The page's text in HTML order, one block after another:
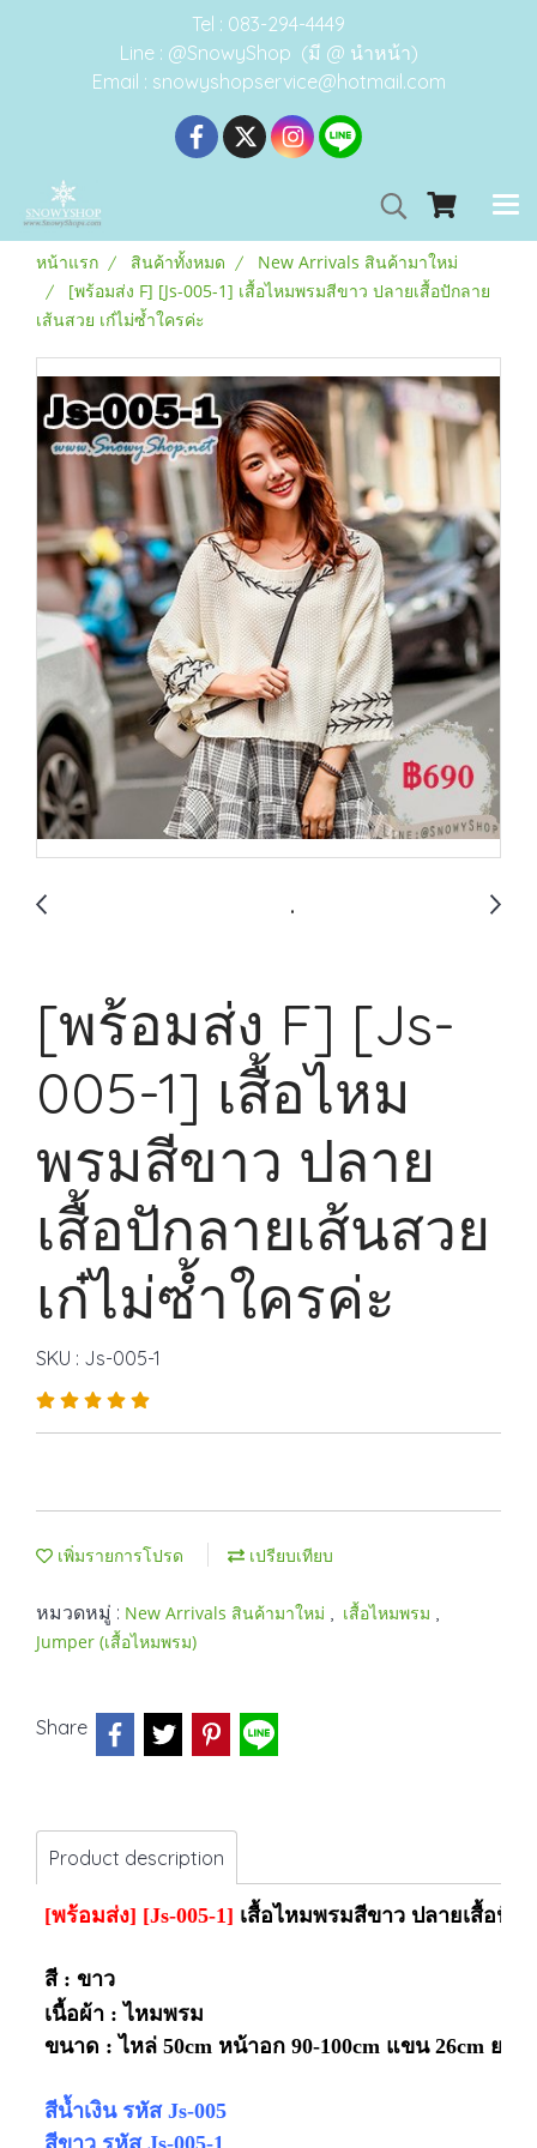
Tel : 083-294-4449
Line : @SnowyShop (มี @ นำหน้า)
Email : snowyshopservice@hotmail.com
หน้าแรก สินค้าทั้งหมด
New Arrivals สินค้ามาใหม่
[พร้อมส่ง F] [Js-005-1] เสื้อไหมพรมสีขาว ปลายเสื้อปักลาย
เส้นสวย เก๋ไม่ซ้ำใครค่ะ
[พร้อมส่ง F] [Js-
005-1] เสื้อไหม
พรมสีขาว ปลาย
เสื้อปักลายเส้นสวย
เก๋ไม่ซ้ำใครค่ะ
SKU : Js-005-1
เพิ่มรายการโปรด เปรียบเทียบ
หมวดหมู่ : New Arrivals สินค้ามาใหม่ , เสื้อไหมพรม ,
Jumper (เสื้อไหมพรม)
Share
Product description
[พร้อมส่ง] [Js-005-1] เสื้อไหมพรมสีขาว ปลายเสื้อปัก
สี : ขาว
เนื้อผ้า : ไหมพรม
ขนาด : ไหล่ 50cm หน้าอก 90-100cm แขน 26cm ยาว
สีน้ำเงิน รหัส Js-005
สีขาว รหัส Js-005-1